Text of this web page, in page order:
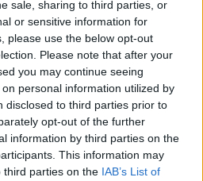
sale, sharing to third parties, or
or sensitive information for
please use the below opt-out
Please note that after your
you may continue seeing
personal information utilized by
disclosed to third parties prior to
opt-out of the further
information by third parties on the
This information may
third parties on the IAB’s List of
2020 predvidoma med
ali vremenskih razlogov si
pravico do